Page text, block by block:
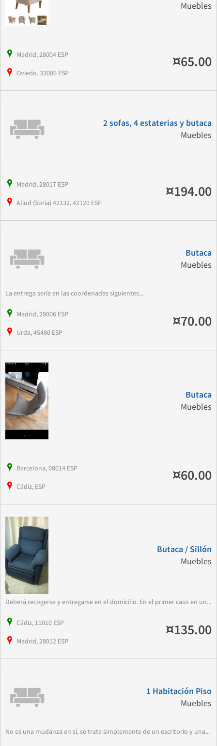
Muebles
Madrid, 28004 ESP
Oviedo, 33006 ESP
¤65.00
2 sofas, 4 estaterias y butaca
Muebles
Madrid, 28017 ESP
Aliud (Soria) 42132, 42120 ESP
¤194.00
Butaca
Muebles
La entrega sería en las coordenadas siguientes...
Madrid, 28006 ESP
Urda, 45480 ESP
¤70.00
Butaca
Muebles
Barcelona, 08014 ESP
Cádiz, ESP
¤60.00
Butaca / Sillón
Muebles
Deberá recogerse y entregarse en el domicilio. En el primer caso en un...
Cádiz, 11010 ESP
Madrid, 28012 ESP
¤135.00
1 Habitación Piso
Muebles
No es una mudanza en sí, se trata simplemente de un escritorio y una...